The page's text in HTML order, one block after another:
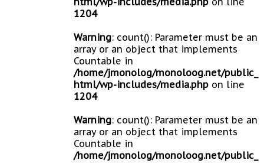
1204
Warning: count(): Parameter must be an
array or an object that implements
Countable in
/home/jmonolog/monoloog.net/public_
html/wp-includes/media.php on line
1204
Warning: count(): Parameter must be an
array or an object that implements
Countable in
/home/jmonolog/monoloog.net/public_